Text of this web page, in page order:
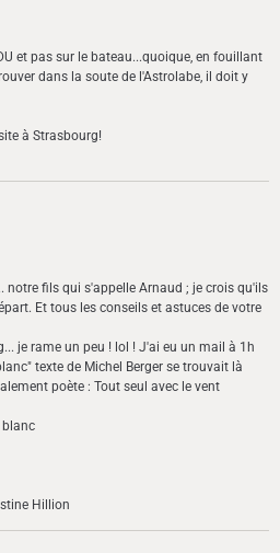
et pas sur le bateau...quoique, en fouillant
dans la soute de l'Astrolabe, il doit y
à Strasbourg!
notre fils qui s'appelle Arnaud ; je crois qu'ils
Et tous les conseils et astuces de votre
je rame un peu ! lol ! J'ai eu un mail à 1h
texte de Michel Berger se trouvait là
poète : Tout seul avec le vent
blanc
Hillion